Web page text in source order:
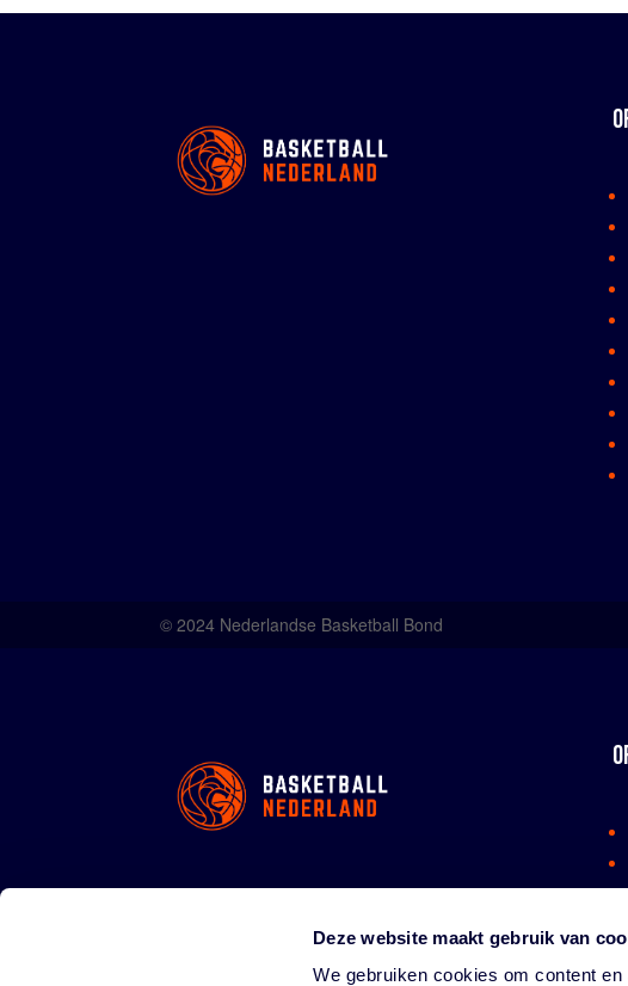
Deze website maakt gebruik van
We gebruiken cookies om content
© 2024 Nederlandse Basketball Bond